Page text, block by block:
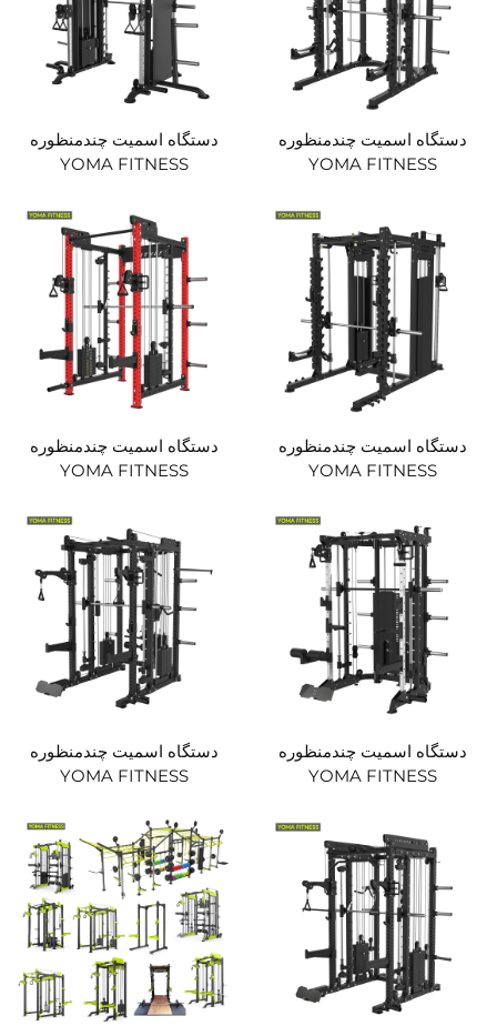
دستگاه اسمیت چندمنظوره
YOMA FITNESS
دستگاه اسمیت چندمنظوره
YOMA FITNESS
دستگاه اسمیت چندمنظوره
YOMA FITNESS
دستگاه اسمیت چندمنظوره
YOMA FITNESS
دستگاه اسمیت چندمنظوره
YOMA FITNESS
دستگاه اسمیت چندمنظوره
YOMA FITNESS